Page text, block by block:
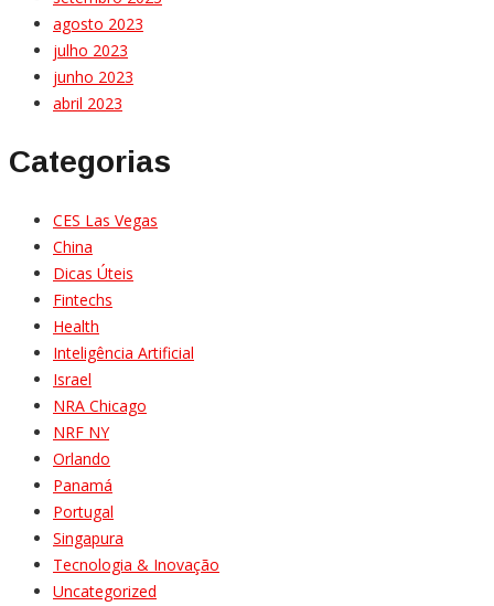
agosto 2023
julho 2023
junho 2023
abril 2023
Categorias
CES Las Vegas
China
Dicas Úteis
Fintechs
Health
Inteligência Artificial
Israel
NRA Chicago
NRF NY
Orlando
Panamá
Portugal
Singapura
Tecnologia & Inovação
Uncategorized